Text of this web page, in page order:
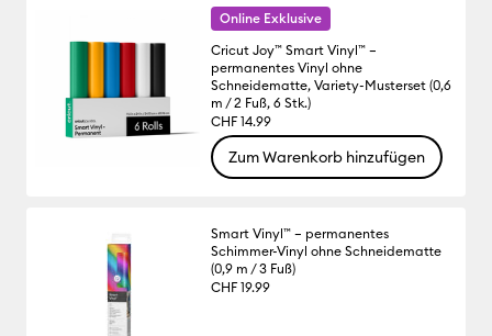
Online Exklusive
Cricut Joy™ Smart Vinyl™ –
permanentes Vinyl ohne
Schneidematte, Variety-Musterset (0,6
m / 2 Fuß, 6 Stk.)
CHF 14.99
Zum Warenkorb hinzufügen
Smart Vinyl™ – permanentes
Schimmer-Vinyl ohne Schneidematte
(0,9 m / 3 Fuß)
CHF 19.99